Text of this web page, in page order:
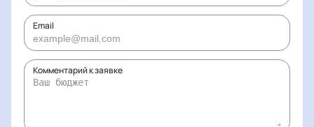
Email
Комментарий к заявке